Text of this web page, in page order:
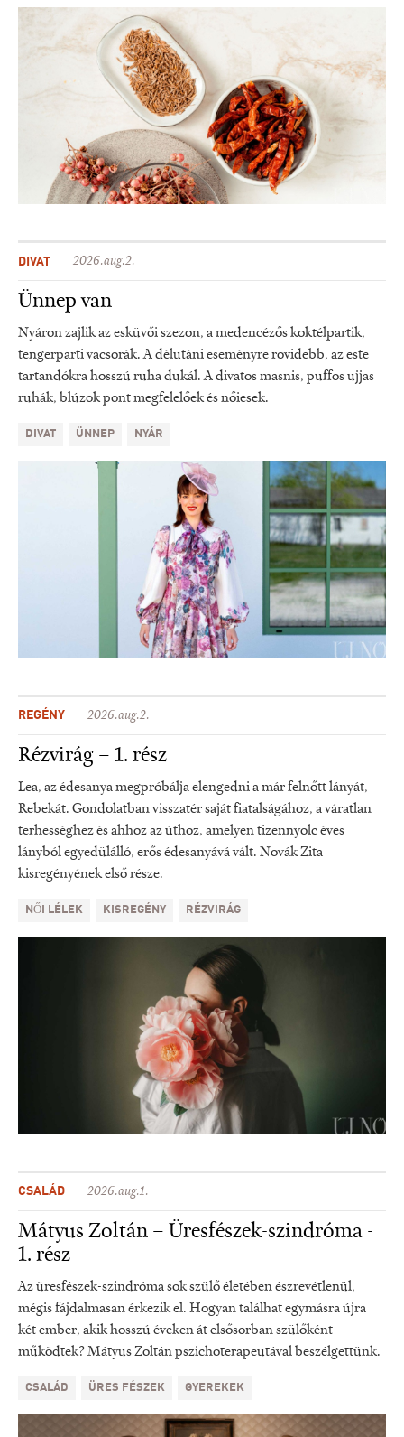
DIVAT 2026.aug.2.
Ünnep van
Nyáron zajlik az esküvői szezon, a medencézős koktélpartik,
tengerparti vacsorák. A délutáni eseményre rövidebb, az este
tartandókra hosszú ruha dukál. A divatos masnis, puffos ujjas
ruhák, blúzok pont megfelelőek és nőiesek.
DIVAT ÜNNEP NYÁR
REGÉNY 2026.aug.2.
Rézvirág – 1. rész
Lea, az édesanya megpróbálja elengedni a már felnőtt lányát,
Rebekát. Gondolatban visszatér saját fiatalságához, a váratlan
terhességhez és ahhoz az úthoz, amelyen tizennyolc éves
lányból egyedülálló, erős édesanyává vált. Novák Zita
kisregényének első része.
NŐI LÉLEK KISREGÉNY RÉZVIRÁG
CSALÁD 2026.aug.1.
Mátyus Zoltán – Üresfészek-szindróma -
1. rész
Az üresfészek-szindróma sok szülő életében észrevétlenül,
mégis fájdalmasan érkezik el. Hogyan találhat egymásra újra
két ember, akik hosszú éveken át elsősorban szülőként
működtek? Mátyus Zoltán pszichoterapeutával beszélgettünk.
CSALÁD ÜRES FÉSZEK GYEREKEK